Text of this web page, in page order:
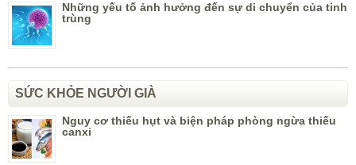
Những yếu tố ảnh hưởng đến sự di chuyển của tinh
trùng
SỨC KHỎE NGƯỜI GIÀ
Nguy cơ thiếu hụt và biện pháp phòng ngừa thiếu
canxi